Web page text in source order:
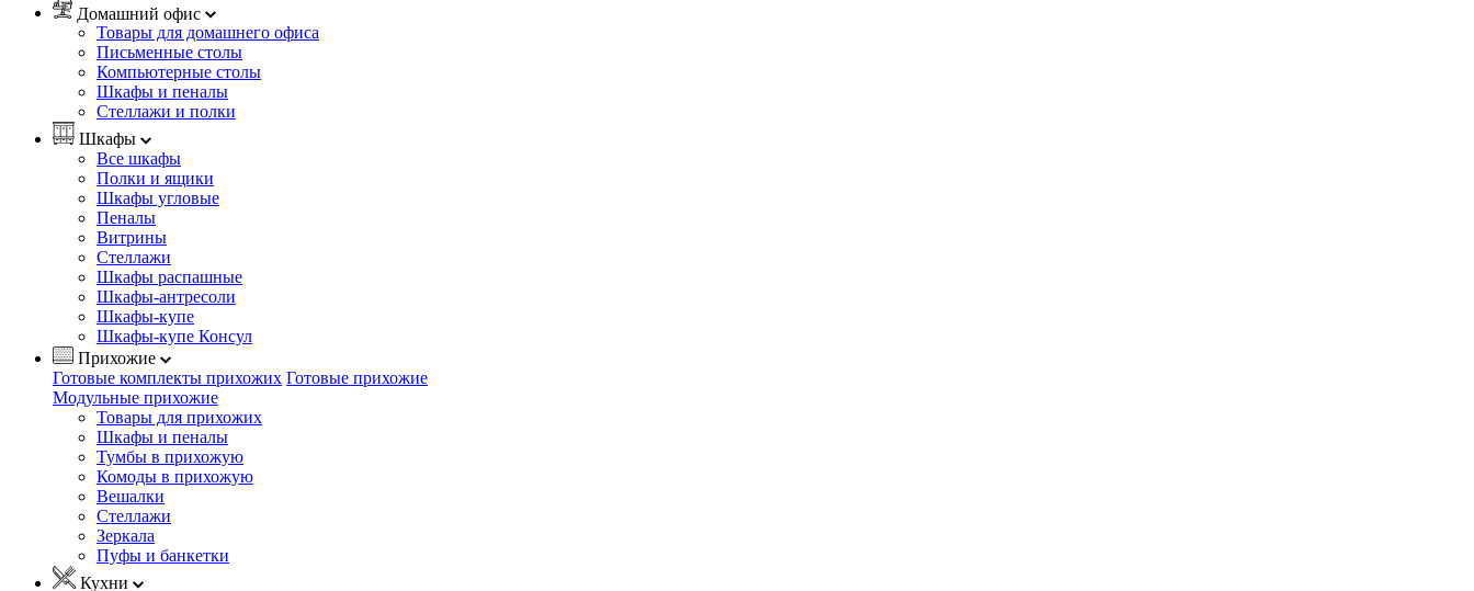
Домашний офис
Товары для домашнего офиса
Письменные столы
Компьютерные столы
Шкафы и пеналы
Стеллажи и полки
Шкафы
Все шкафы
Полки и ящики
Шкафы угловые
Пеналы
Витрины
Стеллажи
Шкафы распашные
Шкафы-антресоли
Шкафы-купе
Шкафы-купе Консул
Прихожие
Готовые комплекты прихожих Готовые прихожие
Модульные прихожие
Товары для прихожих
Шкафы и пеналы
Тумбы в прихожую
Комоды в прихожую
Вешалки
Стеллажи
Зеркала
Пуфы и банкетки
Кухни